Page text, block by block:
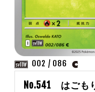
002 / 086
No.541 はごも